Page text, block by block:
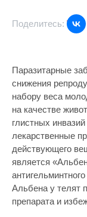
Поделитесь:
Паразитарные
снижения
набору веса
на качестве
глистных
лекарственные
действующего
является
Альбена у телят
препарата и